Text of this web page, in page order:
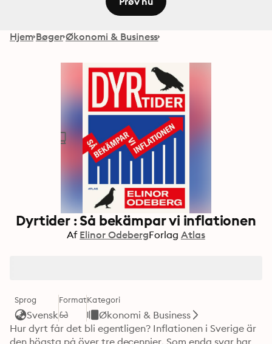
Hjem Bøger Økonomi & Business
Dyrtider : Så bekämpar vi inflationen
Af Elinor OdebergForlag Atlas
Sprog
Svensk
FormatKategori
Økonomi & Business
Hur dyrt får det bli egentligen? Inflationen i Sverige är
den högsta på över tre decennier. Som enda svar har